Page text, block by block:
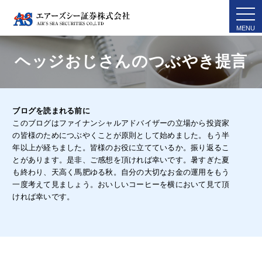
ヘッジおじさんのつぶやき提言
ブログを読まれる前に
このブログはファイナンシャルアドバイザーの立場から投資家
の皆様のためにつぶやくことが原則として始めました。もう半
年以上が経ちました。皆様のお役に立てているか。振り返るこ
とがあります。是非、ご感想を頂ければ幸いです。暑すぎた夏
も終わり、天高く馬肥ゆる秋。自分の大切なお金の運用をもう
一度考えて見ましょう。おいしいコーヒーを横において見て頂
ければ幸いです。